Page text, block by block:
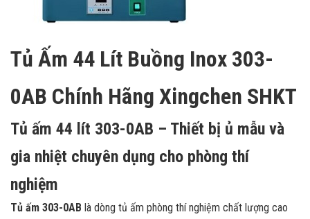
Tủ Ấm 44 Lít Buồng Inox 303-
0AB Chính Hãng Xingchen SHKT
Tủ ấm 44 lít 303-0AB – Thiết bị ủ mẫu và
gia nhiệt chuyên dụng cho phòng thí
nghiệm
Tủ ấm 303-0AB là dòng tủ ấm phòng thí nghiệm chất lượng cao